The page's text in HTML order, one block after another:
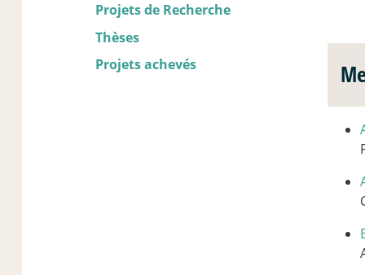
Projets de Recherche
Thèses
Projets achevés